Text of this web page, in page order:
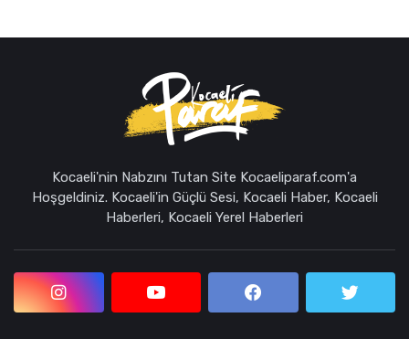
Kocaeli'nin Nabzını Tutan Site Kocaeliparaf.com'a
Hoşgeldiniz. Kocaeli'in Güçlü Sesi, Kocaeli Haber, Kocaeli
Haberleri, Kocaeli Yerel Haberleri